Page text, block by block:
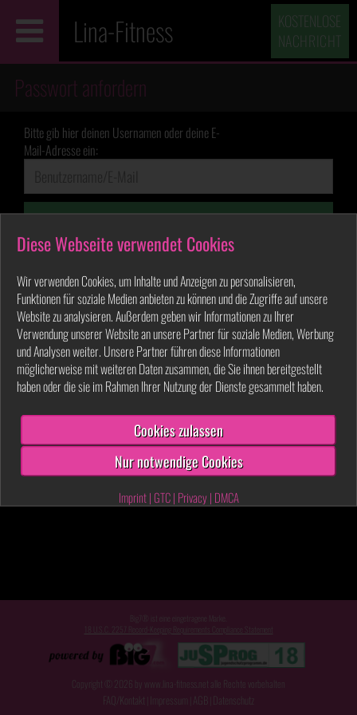
Diese Webseite verwendet Cookies
Wir verwenden Cookies, um Inhalte und Anzeigen zu personalisieren,
Funktionen für soziale Medien anbieten zu können und die Zugriffe auf unsere
Website zu analysieren. Außerdem geben wir Informationen zu Ihrer
Verwendung unserer Website an unsere Partner für soziale Medien, Werbung
und Analysen weiter. Unsere Partner führen diese Informationen
möglicherweise mit weiteren Daten zusammen, die Sie ihnen bereitgestellt
haben oder die sie im Rahmen Ihrer Nutzung der Dienste gesammelt haben.
Cookies zulassen
Nur notwendige Cookies
Imprint| GTC| Privacy| DMCA
Lina-Fitness
KOSTENLOSE
NACHRICHT
Passwort anfordern
Bitte gib hier deinen Usernamen oder deine E-
Mail-Adresse ein:
Passwort zusenden
Big7® ist eine eingetragene Marke.
18 U.S.C. 2257 Record-Keeping Requirements Compliance Statement
Copyright © 2026 by www.lina-fitness.net alle Rechte vorbehalten
FAQ/Kontakt Impressum AGB Datenschutz